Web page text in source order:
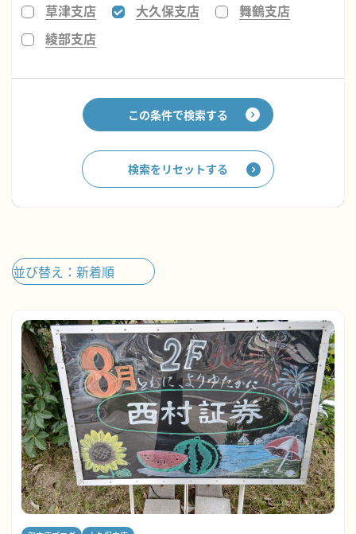
草津支店
大久保支店
舞鶴支店
綾部支店
この条件で検索する
検索をリセットする